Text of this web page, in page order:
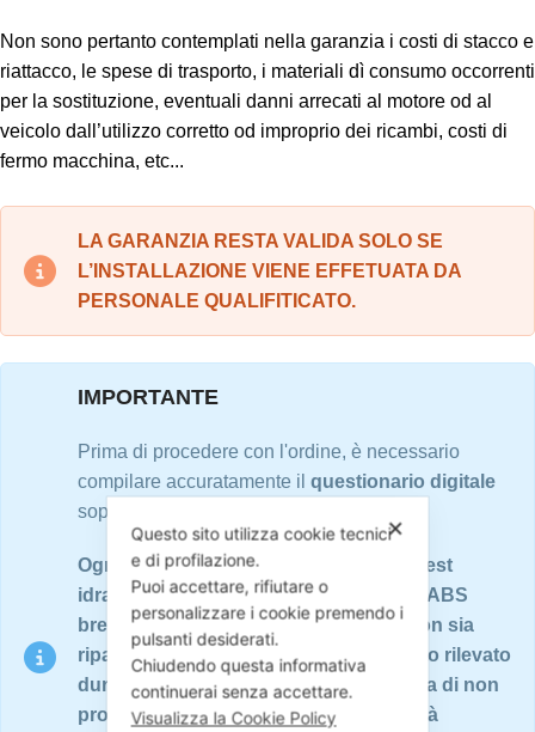
Non sono pertanto contemplati nella garanzia i costi di stacco e
riattacco, le spese di trasporto, i materiali dì consumo occorrenti
per la sostituzione, eventuali danni arrecati al motore od al
veicolo dall’utilizzo corretto od improprio dei ricambi, costi di
fermo macchina, etc...
LA GARANZIA RESTA VALIDA SOLO SE
L’INSTALLAZIONE VIENE EFFETUATA DA
PERSONALE QUALIFITICATO.
IMPORTANTE
Prima di procedere con l'ordine, è necessario
compilare accuratamente il questionario digitale
soprastante in tutte le sue parti.
Ogni ricambio è sottoposto a rigorosi test
idraulici ed elettronici su banchi prova ABS
brevettati. Nel caso in cui il ricambio non sia
riparabile o non presenti nessun guasto rilevato
durante i test, oppure nel caso si scelga di non
procedere con la riparazione ABS, verrà
✕
Questo sito utilizza cookie tecnici
e di profilazione.
Puoi accettare, rifiutare o
personalizzare i cookie premendo i
pulsanti desiderati.
Chiudendo questa informativa
continuerai senza accettare.
Visualizza la Cookie Policy